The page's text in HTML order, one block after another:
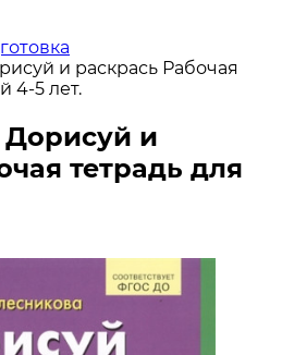
и раскрась Рабочая
4-5 лет.
Дорисуй и
тетрадь для